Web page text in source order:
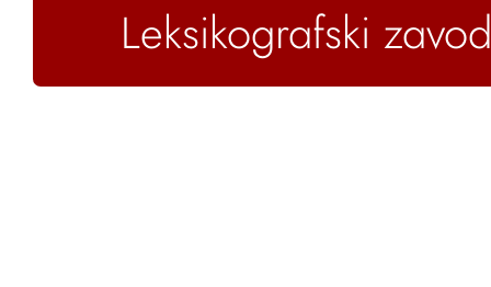
Leksikografski